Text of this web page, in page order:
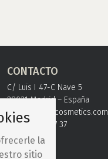
CONTACTO
C/ Luis I 47-C Nave 5
28031 Madrid – España
info@paraisocosmetics.com
+ 34 91 778 37 37
la
sitio